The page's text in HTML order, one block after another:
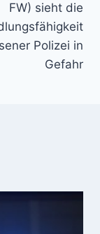
FW) sieht die
Polizei in
Gefahr